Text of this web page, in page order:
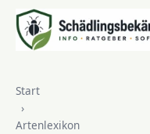
Zum Inhalt springen
Start
›
Artenlexikon